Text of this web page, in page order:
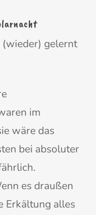
gelernt
im
wäre das
bei absoluter
es draußen
Erkältung alles